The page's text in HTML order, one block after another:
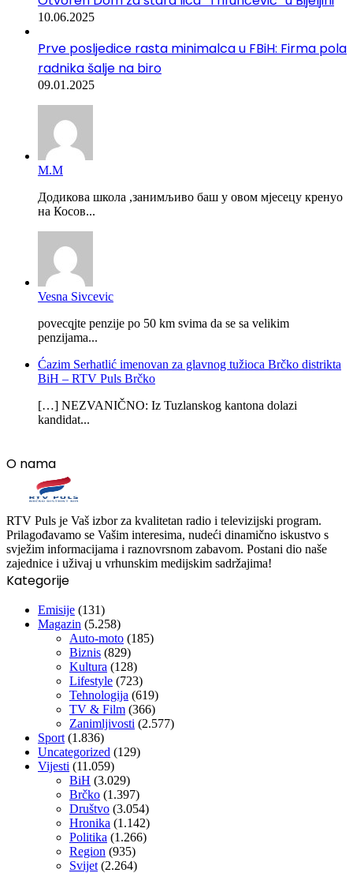
10.06.2025
Prve posljedice rasta minimalca u FBiH: Firma pola
radnika šalje na biro
09.01.2025
М.М
Додикова школа ,занимљиво баш у овом мјесецу кренуо
на Косов...
Vesna Sivcevic
povecqjte penzije po 50 km svima da se sa velikim
penzijama...
Ćazim Serhatlić imenovan za glavnog tužioca Brčko distrikta
BiH – RTV Puls Brčko
[…] NEZVANIČNO: Iz Tuzlanskog kantona dolazi
kandidat...
O nama
RTV Puls je Vaš izbor za kvalitetan radio i televizijski program.
Prilagođavamo se Vašim interesima, nudeći dinamično iskustvo s
svježim informacijama i raznovrsnom zabavom. Postani dio naše
zajednice i uživaj u vrhunskim medijskim sadržajima!
Kategorije
Emisije (131)
Magazin (5.258)
Auto-moto (185)
Biznis (829)
Kultura (128)
Lifestyle (723)
Tehnologija (619)
TV & Film (366)
Zanimljivosti (2.577)
Sport (1.836)
Uncategorized (129)
Vijesti (11.059)
BiH (3.029)
Brčko (1.397)
Društvo (3.054)
Hronika (1.142)
Politika (1.266)
Region (935)
Svijet (2.264)